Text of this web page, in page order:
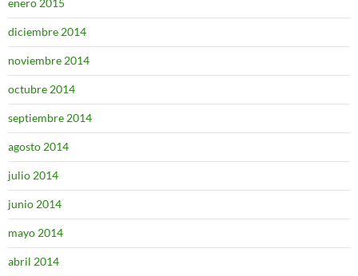
enero 2015
diciembre 2014
noviembre 2014
octubre 2014
septiembre 2014
agosto 2014
julio 2014
junio 2014
mayo 2014
abril 2014